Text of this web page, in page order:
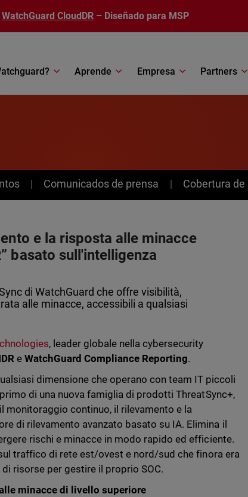
WatchGuard CloudDR – Diseñado para MSP
Aprende Empresa Partners
Comunicados de prensa Cobertura de
e la risposta alle minacce
basato sull'intelligenza
di WatchGuard che offre visibilità,
alle minacce, accessibili a qualsiasi
, leader globale nella cybersecurity
e WatchGuard Compliance Reporting.
dimensione che operano con team IT piccoli
di una nuova famiglia di prodotti ThreatSync+,
monitoraggio continuo, il rilevamento e la
di rilevamento avanzato basato su IA. Elimina il
rischi e minacce in modo rapido ed efficiente.
traffico di rete est/ovest e nord/sud che finora era
risorse per gestire il proprio SOC.
minacce di livello superiore